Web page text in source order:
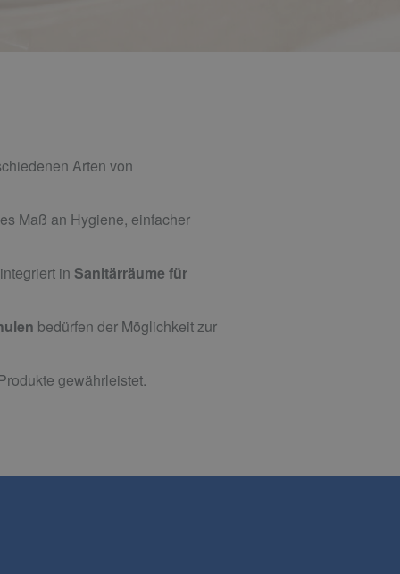
Arten von
Maß an Hygiene, einfacher
in Sanitärräume für
bedürfen der Möglichkeit zur
gewährleistet.